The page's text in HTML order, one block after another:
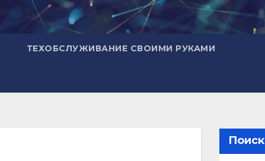
ТЕХОБСЛУЖИВАНИЕ СВОИМИ РУКАМИ
Поиск